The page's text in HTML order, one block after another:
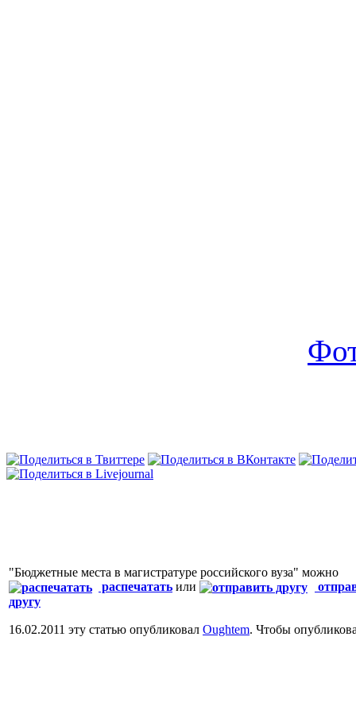
"Бюджетные места в магистратуре российского вуза" можно
распечатать или
другу
16.02.2011 эту статью опубликовал Oughtem. Чтобы